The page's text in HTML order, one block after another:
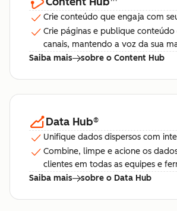
Crie conteúdo que engaja com
Crie páginas e publique
canais, mantendo a voz da sua
Saiba mais
sobre o Content Hub
Data Hub®
Unifique dados dispersos com
Combine, limpe e acione os
clientes em todas as equipes e
Saiba mais
sobre o Data Hub